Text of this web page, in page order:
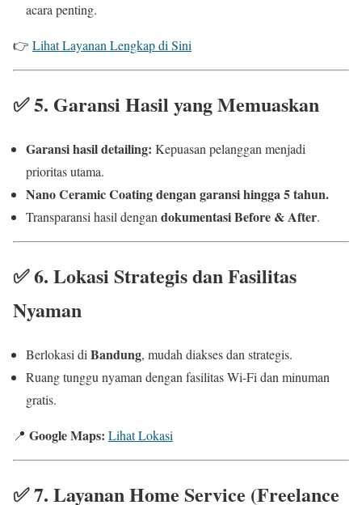
acara penting.
👉 Lihat Layanan Lengkap di Sini
✅5. Garansi Hasil yang Memuaskan
Garansi hasil detailing: Kepuasan pelanggan menjadi
prioritas utama.
Nano Ceramic Coating dengan garansi hingga 5 tahun.
Transparansi hasil dengan dokumentasi Before & After.
✅6. Lokasi Strategis dan Fasilitas
Nyaman
Berlokasi di Bandung, mudah diakses dan strategis.
Ruang tunggu nyaman dengan fasilitas Wi-Fi dan minuman
gratis.
📍 Google Maps: Lihat Lokasi
✅7. Layanan Home Service (Freelance